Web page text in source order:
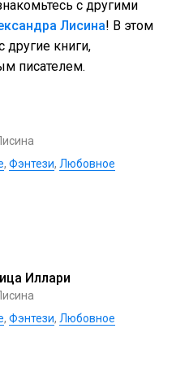
с другими
Лисина! В этом
другие книги,
писателем.
, Фэнтези, Любовное
Иллари
, Фэнтези, Любовное